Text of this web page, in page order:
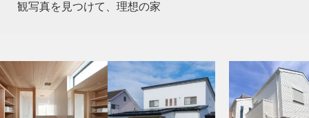
観写真を見つけて、理想の家